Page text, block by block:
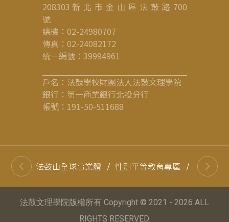
208303 新 北 市 金 山 區 法 鼓 路 700
號
總機：02-24980707
傳真：02-24082172
統一編號：39994961
戶名：法鼓學校財團法人法鼓文理學院
銀行：第一商業銀行北投分行
帳號：191-50-511688
法鼓山全球事業體 / 性別平等教育專區 / 高等教
法鼓文理學院版權所有 Copyright © 2021 - 2026 ALL
RIGHTS RESERVED.